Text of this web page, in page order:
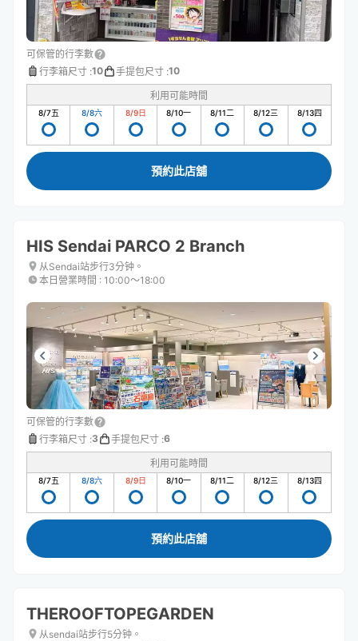
可保管的行李數
行李箱尺寸 :10 手提包尺寸 :10
利用可能時間
8/7五 8/8六 8/9日 8/10一 8/11二 8/12三 8/13四
預約此店舖
HIS Sendai PARCO 2 Branch
从Sendai站步行3分钟。
本日營業時間 : 10:00〜18:00
可保管的行李數
行李箱尺寸 :3 手提包尺寸 :6
利用可能時間
8/7五 8/8六 8/9日 8/10一 8/11二 8/12三 8/13四
預約此店舖
THEROOFTOPEGARDEN
从sendai站步行5分钟。